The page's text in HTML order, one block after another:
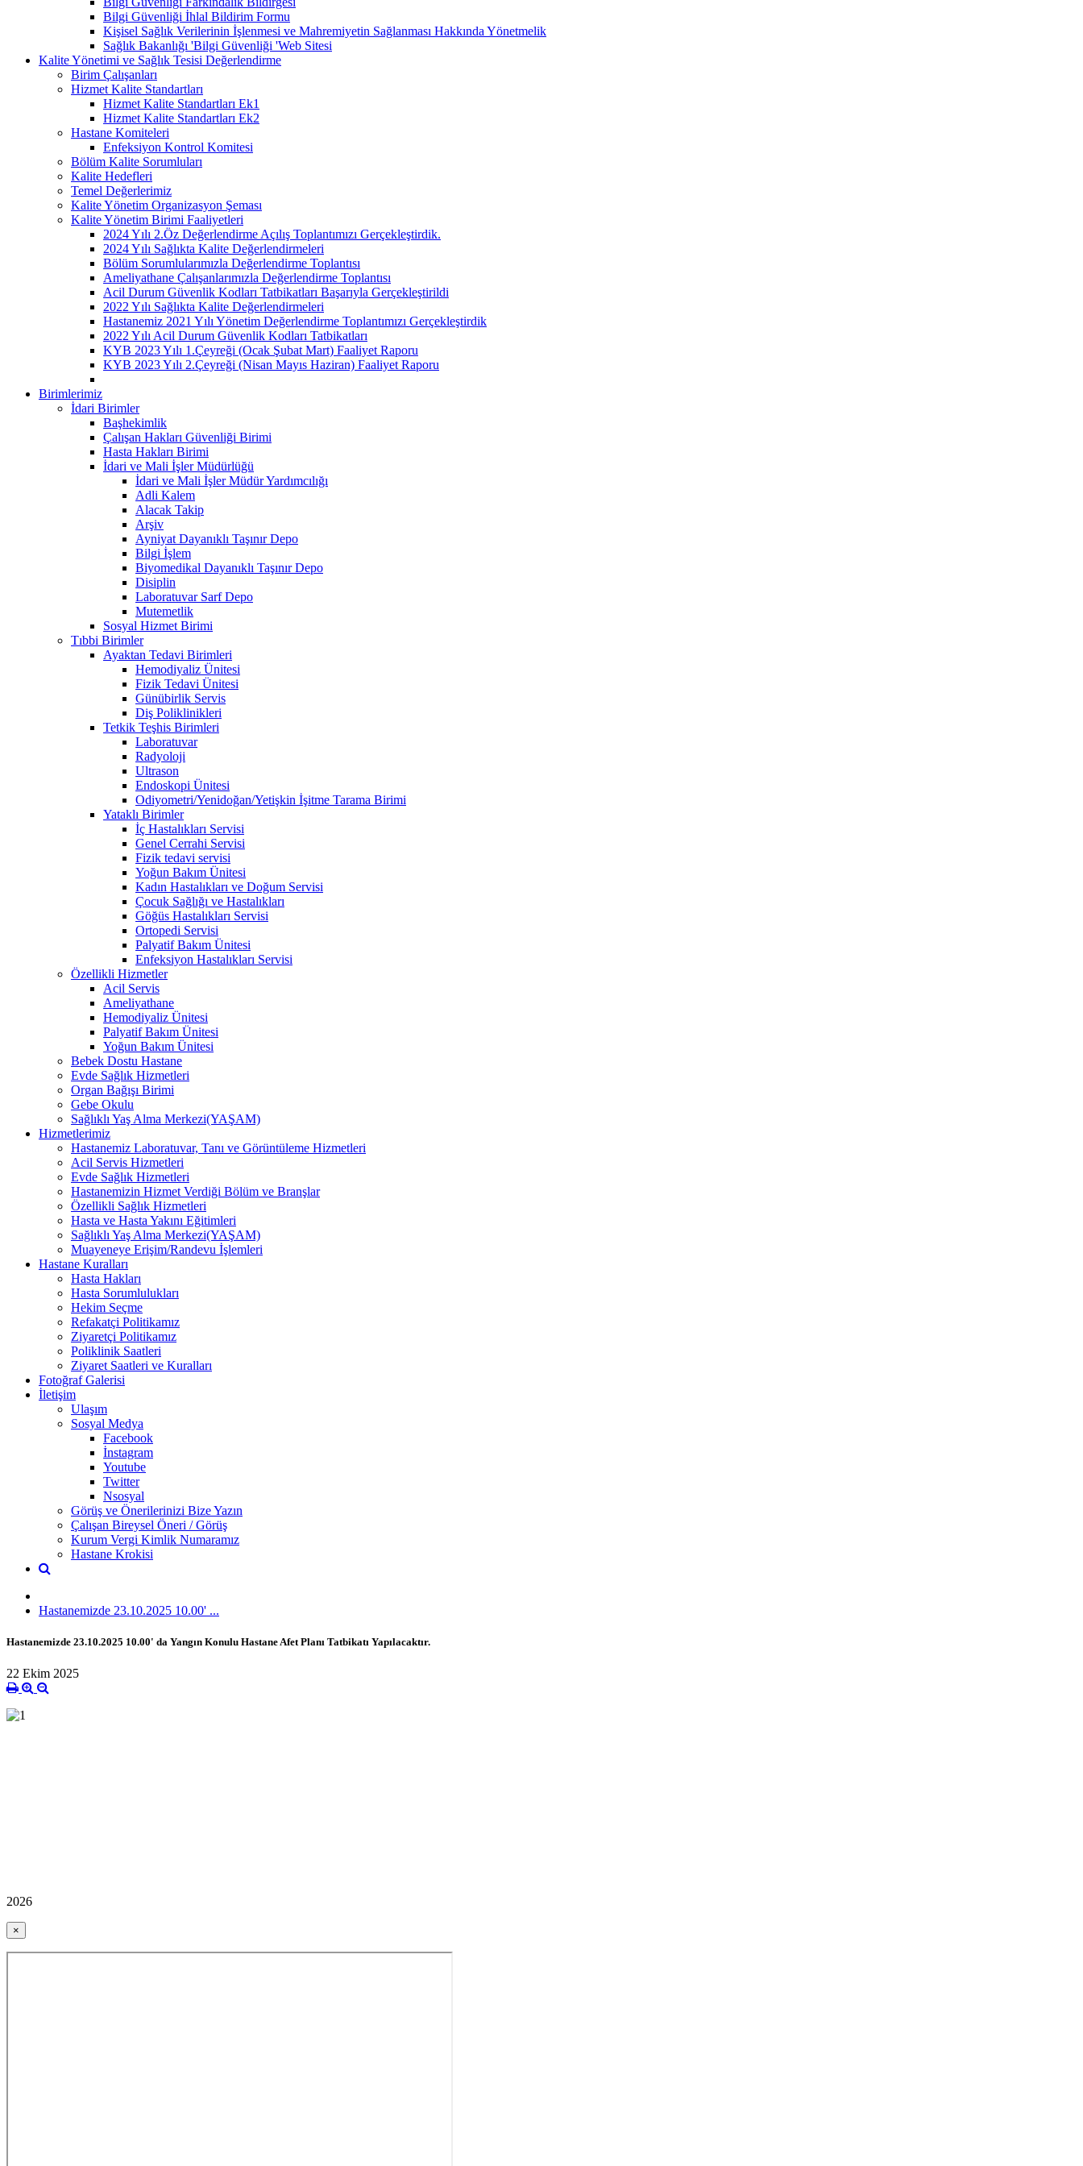
Bilgi Güvenliği İhlal Bildirim Formu
Kişisel Sağlık Verilerinin İşlenmesi ve Mahremiyetin Sağlanması Hakkında Yönetmelik
Sağlık Bakanlığı 'Bilgi Güvenliği 'Web Sitesi
Kalite Yönetimi ve Sağlık Tesisi Değerlendirme
Birim Çalışanları
Hizmet Kalite Standartları
Hizmet Kalite Standartları Ek1
Hizmet Kalite Standartları Ek2
Hastane Komiteleri
Enfeksiyon Kontrol Komitesi
Bölüm Kalite Sorumluları
Kalite Hedefleri
Temel Değerlerimiz
Kalite Yönetim Organizasyon Şeması
Kalite Yönetim Birimi Faaliyetleri
2024 Yılı 2.Öz Değerlendirme Açılış Toplantımızı Gerçekleştirdik.
2024 Yılı Sağlıkta Kalite Değerlendirmeleri
Bölüm Sorumlularımızla Değerlendirme Toplantısı
Ameliyathane Çalışanlarımızla Değerlendirme Toplantısı
Acil Durum Güvenlik Kodları Tatbikatları Başarıyla Gerçekleştirildi
2022 Yılı Sağlıkta Kalite Değerlendirmeleri
Hastanemiz 2021 Yılı Yönetim Değerlendirme Toplantımızı Gerçekleştirdik
2022 Yılı Acil Durum Güvenlik Kodları Tatbikatları
KYB 2023 Yılı 1.Çeyreği (Ocak Şubat Mart) Faaliyet Raporu
KYB 2023 Yılı 2.Çeyreği (Nisan Mayıs Haziran) Faaliyet Raporu
Birimlerimiz
İdari Birimler
Başhekimlik
Çalışan Hakları Güvenliği Birimi
Hasta Hakları Birimi
İdari ve Mali İşler Müdürlüğü
İdari ve Mali İşler Müdür Yardımcılığı
Adli Kalem
Alacak Takip
Arşiv
Ayniyat Dayanıklı Taşınır Depo
Bilgi İşlem
Biyomedikal Dayanıklı Taşınır Depo
Disiplin
Laboratuvar Sarf Depo
Mutemetlik
Sosyal Hizmet Birimi
Tıbbi Birimler
Ayaktan Tedavi Birimleri
Hemodiyaliz Ünitesi
Fizik Tedavi Ünitesi
Günübirlik Servis
Diş Poliklinikleri
Tetkik Teşhis Birimleri
Laboratuvar
Radyoloji
Ultrason
Endoskopi Ünitesi
Odiyometri/Yenidoğan/Yetişkin İşitme Tarama Birimi
Yataklı Birimler
İç Hastalıkları Servisi
Genel Cerrahi Servisi
Fizik tedavi servisi
Yoğun Bakım Ünitesi
Kadın Hastalıkları ve Doğum Servisi
Çocuk Sağlığı ve Hastalıkları
Göğüs Hastalıkları Servisi
Ortopedi Servisi
Palyatif Bakım Ünitesi
Enfeksiyon Hastalıkları Servisi
Özellikli Hizmetler
Acil Servis
Ameliyathane
Hemodiyaliz Ünitesi
Palyatif Bakım Ünitesi
Yoğun Bakım Ünitesi
Bebek Dostu Hastane
Evde Sağlık Hizmetleri
Organ Bağışı Birimi
Gebe Okulu
Sağlıklı Yaş Alma Merkezi(YAŞAM)
Hizmetlerimiz
Hastanemiz Laboratuvar, Tanı ve Görüntüleme Hizmetleri
Acil Servis Hizmetleri
Evde Sağlık Hizmetleri
Hastanemizin Hizmet Verdiği Bölüm ve Branşlar
Özellikli Sağlık Hizmetleri
Hasta ve Hasta Yakını Eğitimleri
Sağlıklı Yaş Alma Merkezi(YAŞAM)
Muayeneye Erişim/Randevu İşlemleri
Hastane Kuralları
Hasta Hakları
Hasta Sorumlulukları
Hekim Seçme
Refakatçi Politikamız
Ziyaretçi Politikamız
Poliklinik Saatleri
Ziyaret Saatleri ve Kuralları
Fotoğraf Galerisi
İletişim
Ulaşım
Sosyal Medya
Facebook
İnstagram
Youtube
Twitter
Nsosyal
Görüş ve Önerilerinizi Bize Yazın
Çalışan Bireysel Öneri / Görüş
Kurum Vergi Kimlik Numaramız
Hastane Krokisi
Hastanemizde 23.10.2025 10.00' ...
Hastanemizde 23.10.2025 10.00' da Yangın Konulu Hastane Afet Planı Tatbikatı Yapılacaktır.
22 Ekim 2025
2026
×